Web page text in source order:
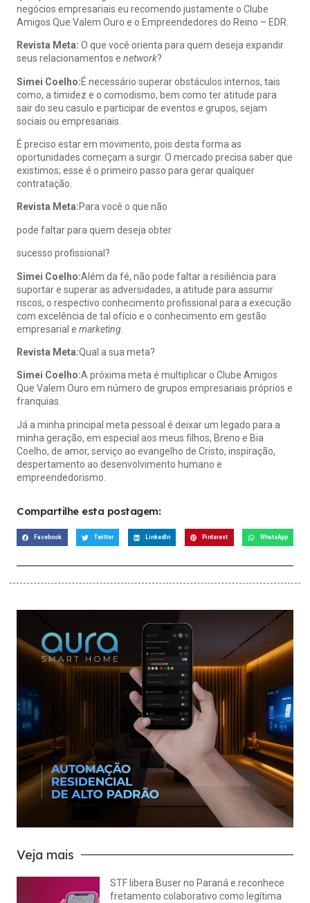
negócios empresariais eu recomendo justamente o Clube
Amigos Que Valem Ouro e o Empreendedores do Reino – EDR.
Revista Meta: O que você orienta para quem deseja expandir
seus relacionamentos e network?
Simei Coelho:É necessário superar obstáculos internos, tais
como, a timidez e o comodismo, bem como ter atitude para
sair do seu casulo e participar de eventos e grupos, sejam
sociais ou empresariais.
É preciso estar em movimento, pois desta forma as
oportunidades começam a surgir. O mercado precisa saber que
existimos; esse é o primeiro passo para gerar qualquer
contratação.
Revista Meta:Para você o que não
pode faltar para quem deseja obter
sucesso profissional?
Simei Coelho:Além da fé, não pode faltar a resiliência para
suportar e superar as adversidades, a atitude para assumir
riscos, o respectivo conhecimento profissional para a execução
com excelência de tal ofício e o conhecimento em gestão
empresarial e marketing
Revista Meta:Qual a sua meta?
Simei Coelho:A próxima meta é multiplicar o Clube Amigos
Que Valem Ouro em número de grupos empresariais próprios e
franquias.
Já a minha principal meta pessoal é deixar um legado para a
minha geração, em especial aos meus filhos, Breno e Bia
Coelho, de amor, serviço ao evangelho de Cristo, inspiração,
despertamento ao desenvolvimento humano e
empreendedorismo.
Compartilhe esta postagem:
Facebook Twitter LinkedIn Pinterest WhatsApp
Veja mais
STF libera Buser no Paraná e reconhece
fretamento colaborativo como legítima